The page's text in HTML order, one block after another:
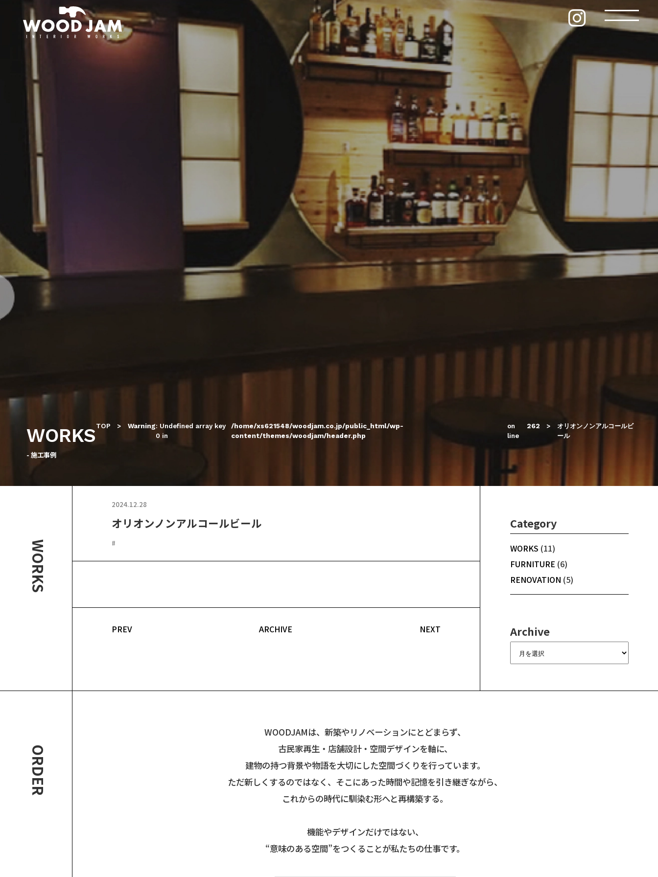
WORKS
- 施工事例
TOP Warning: Undefined array key
0 in
/home/xs621548/woodjam.co.jp/public_html/wp-
content/themes/woodjam/header.php
on
line
262
オリオンノンアルコールビ
ール
WORKS
2024.12.28
オリオンノンアルコールビール
#
PREV ARCHIVE NEXT
Category
WORKS (11)
FURNITURE (6)
RENOVATION (5)
Archive
ORDER
WOODJAMは、新築やリノベーションにとどまらず、
古民家再生・店舗設計・空間デザインを軸に、
建物の持つ背景や物語を大切にした空間づくりを行っています。
ただ新しくするのではなく、そこにあった時間や記憶を引き継ぎながら、
これからの時代に馴染む形へと再構築する。
機能やデザインだけではない、
“意味のある空間”をつくることが私たちの仕事です。